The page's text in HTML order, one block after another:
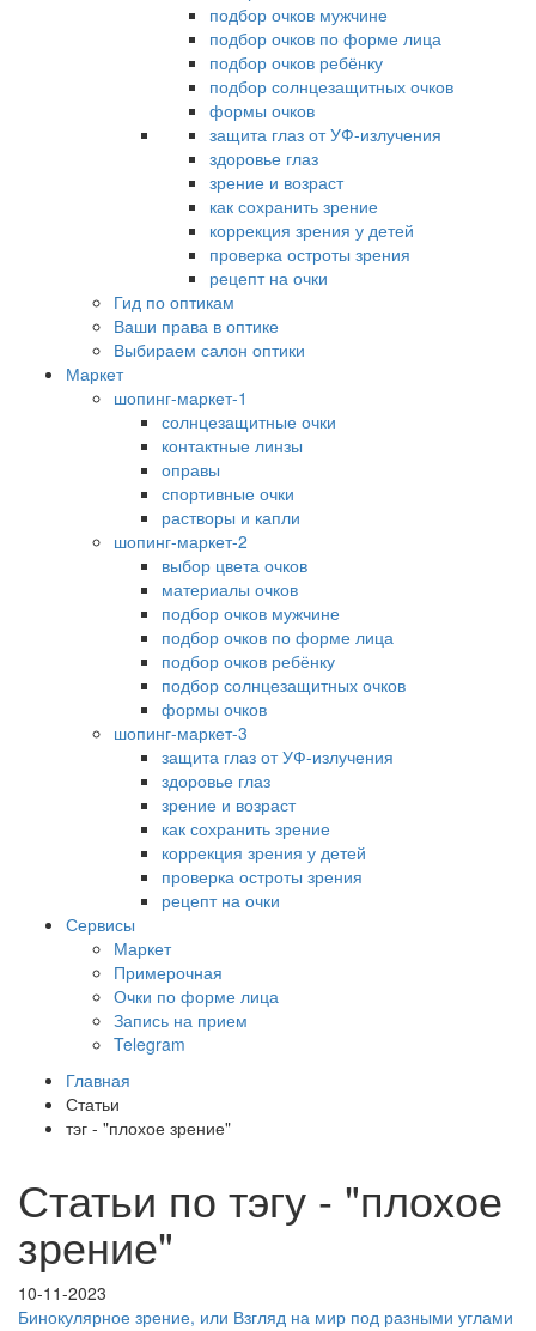
подбор очков мужчине
подбор очков по форме лица
подбор очков ребёнку
подбор солнцезащитных очков
формы очков
защита глаз от УФ-излучения
здоровье глаз
зрение и возраст
как сохранить зрение
коррекция зрения у детей
проверка остроты зрения
рецепт на очки
Гид по оптикам
Ваши права в оптике
Выбираем салон оптики
Маркет
шопинг-маркет-1
солнцезащитные очки
контактные линзы
оправы
спортивные очки
растворы и капли
шопинг-маркет-2
выбор цвета очков
материалы очков
подбор очков мужчине
подбор очков по форме лица
подбор очков ребёнку
подбор солнцезащитных очков
формы очков
шопинг-маркет-3
защита глаз от УФ-излучения
здоровье глаз
зрение и возраст
как сохранить зрение
коррекция зрения у детей
проверка остроты зрения
рецепт на очки
Сервисы
Маркет
Примерочная
Очки по форме лица
Запись на прием
Telegram
Главная
Статьи
тэг - "плохое зрение"
Статьи по тэгу - "плохое
зрение"
10-11-2023
Бинокулярное зрение, или Взгляд на мир под разными углами